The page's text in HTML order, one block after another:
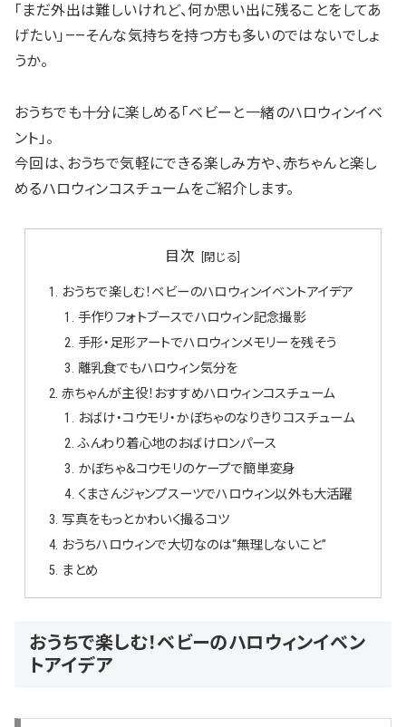
「まだ外出は難しいけれど、何か思い出に残ることをしてあ
げたい」——そんな気持ちを持つ方も多いのではないでしょ
うか。
おうちでも十分に楽しめる「ベビーと一緒のハロウィンイベ
ント」。
今回は、おうちで気軽にできる楽しみ方や、赤ちゃんと楽し
めるハロウィンコスチュームをご紹介します。
目次
おうちで楽しむ！ベビーのハロウィンイベントアイデア
手作りフォトブースでハロウィン記念撮影
手形・足形アートでハロウィンメモリーを残そう
離乳食でもハロウィン気分を
赤ちゃんが主役！おすすめハロウィンコスチューム
おばけ・コウモリ・かぼちゃのなりきりコスチューム
ふんわり着心地のおばけロンパース
かぼちゃ＆コウモリのケープで簡単変身
くまさんジャンプスーツでハロウィン以外も大活躍
写真をもっとかわいく撮るコツ
おうちハロウィンで大切なのは“無理しないこと”
まとめ
おうちで楽しむ！ベビーのハロウィンイベン
トアイデア